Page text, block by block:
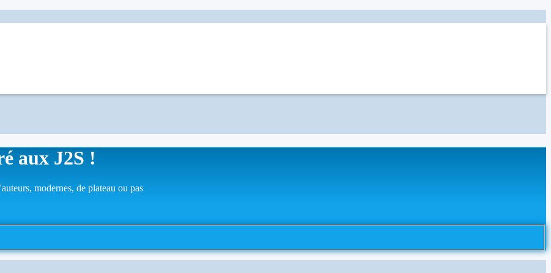
aux J2S !
modernes, de plateau ou pas